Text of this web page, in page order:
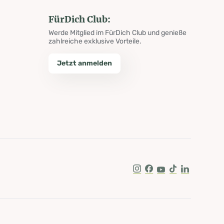
FürDich Club:
Werde Mitglied im FürDich Club und genieße
zahlreiche exklusive Vorteile.
Jetzt anmelden
Instagram
Facebook
Youtube
Tik TokLinkedIn